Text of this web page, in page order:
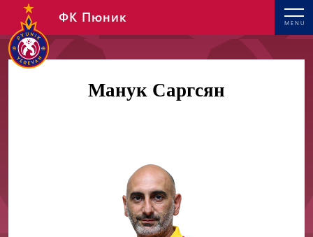
MENU
ФК Пюник
Манук Саргсян